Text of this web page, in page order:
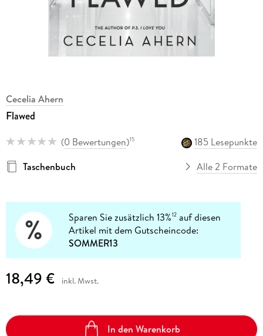
Cecelia Ahern
Flawed
(0 Bewertungen)15
185 Lesepunkte
Taschenbuch
Alle 2 Formate
Sparen Sie zusätzlich 13%12 auf diesen
Artikel mit dem Gutscheincode:
SOMMER13
18,49 € inkl. Mwst.
In den Warenkorb